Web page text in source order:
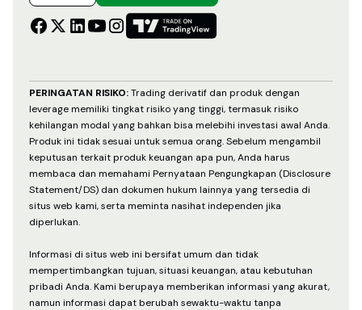
PERINGATAN RISIKO:Trading derivatif dan produk dengan
leverage memiliki tingkat risiko yang tinggi, termasuk risiko
kehilangan modal yang bahkan bisa melebihi investasi awal Anda.
Produk ini tidak sesuai untuk semua orang. Sebelum mengambil
keputusan terkait produk keuangan apa pun, Anda harus
membaca dan memahami Pernyataan Pengungkapan (Disclosure
Statement/DS) dan dokumen hukum lainnya yang tersedia di
situs web kami, serta meminta nasihat independen jika
diperlukan.
Informasi di situs web ini bersifat umum dan tidak
mempertimbangkan tujuan, situasi keuangan, atau kebutuhan
pribadi Anda. Kami berupaya memberikan informasi yang akurat,
namun informasi dapat berubah sewaktu-waktu tanpa